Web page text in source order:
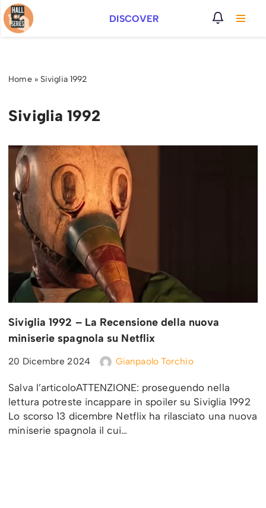
Vai
DISCOVER
Home» Siviglia 1992
Siviglia 1992
Siviglia 1992 – La Recensione della nuova
miniserie spagnola su Netflix
20 Dicembre 2024 Gianpaolo Torchio
Salva l’articoloATTENZIONE: proseguendo nella
lettura potreste incappare in spoiler su Siviglia 1992
Lo scorso 13 dicembre Netflix ha rilasciato una nuova
miniserie spagnola il cui…